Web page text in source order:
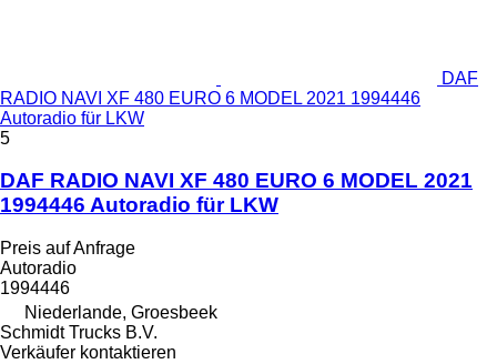
DAF
RADIO NAVI XF 480 EURO 6 MODEL 2021 1994446
Autoradio für LKW
5
DAF RADIO NAVI XF 480 EURO 6 MODEL 2021
1994446 Autoradio für LKW
Preis auf Anfrage
Autoradio
1994446
Niederlande, Groesbeek
Schmidt Trucks B.V.
Verkäufer kontaktieren